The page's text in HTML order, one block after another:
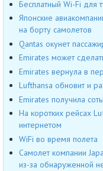
Бесплатный Wi-Fi для
Японские
на борту самолетов
Qantas окунет
Emirates может
Emirates вернула в
Lufthansa обновит и
Emirates получила
На коротких рейсах
интернетом
WiFi во время полета
Самолет компании
из-за обнаруженной